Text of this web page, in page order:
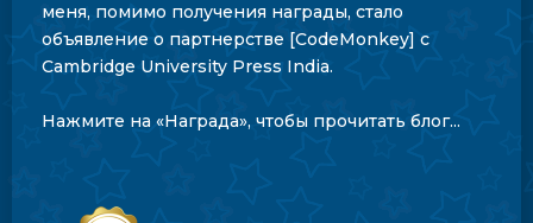
меня, помимо получения награды, стало
объявление о партнерстве [CodeMonkey] с
Cambridge University Press India.
Нажмите на «Награда», чтобы прочитать блог...